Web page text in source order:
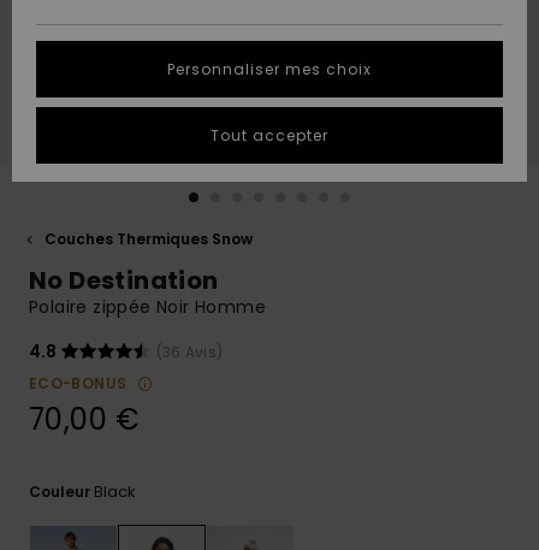
A
Découvrir
A
Découvrir
tailles
conversation
obtenir la
plus rapide
à votre
Démarrer
QUIKSILVER
Couches Thermiques Snow
No Destination
Polaire zippée Noir Homme
4.8
(36 Avis)
ECO-BONUS
70,00 €
Couleur Black
Personnaliser mes choix
Tout accepter